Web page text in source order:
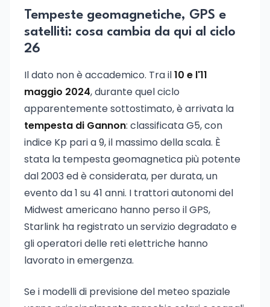
Tempeste geomagnetiche, GPS e
satelliti: cosa cambia da qui al ciclo
26
Il dato non è accademico. Tra il10 e l'11
maggio 2024, durante quel ciclo
apparentemente sottostimato, è arrivata la
tempesta di Gannon: classificata G5, con
indice Kp pari a 9, il massimo della scala. È
stata la tempesta geomagnetica più potente
dal 2003 ed è considerata, per durata, un
evento da 1 su 41 anni. I trattori autonomi del
Midwest americano hanno perso il GPS,
Starlink ha registrato un servizio degradato e
gli operatori delle reti elettriche hanno
lavorato in emergenza.
Se i modelli di previsione del meteo spaziale